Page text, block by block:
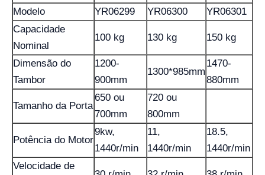
Modelo
YR06299 YR06300
YR06301
Capacidade
Nominal
100 kg 130 kg 150 kg
Dimensão do
Tambor
1200-
900mm
1300*985mm
1470-
880mm
Tamanho da Porta
650 ou
700mm
720 ou
800mm
Potência do Motor
9kw,
1440r/min
11,
1440r/min
18.5,
1440r/min
Velocidade de